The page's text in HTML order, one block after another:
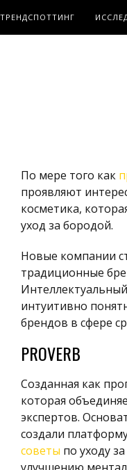
ТРЕНДСПОТТИНГ
По мере того как
проявляют
косметика,
уход за бородой.
Новые компании
традиционные
интуитивно
брендов в сфере
PROVERB
Созданная как
которая
экспертов.
создали
советы по уходу